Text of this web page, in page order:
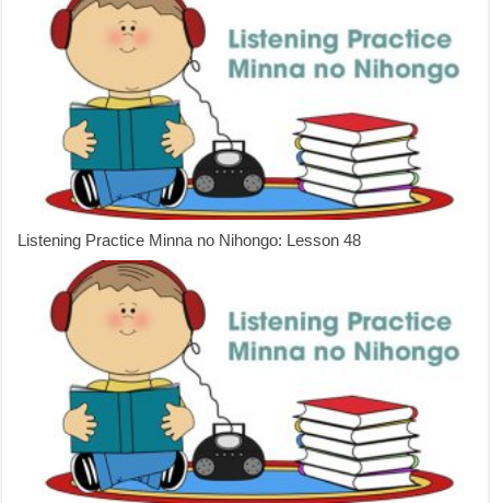
Listening Practice Minna no Nihongo: Lesson 48